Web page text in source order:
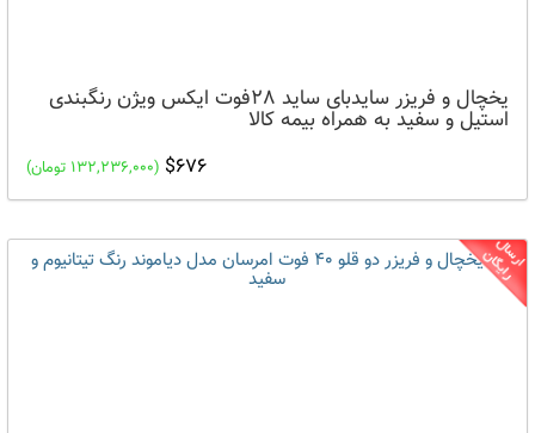
یخچال و فریزر سایدبای ساید 28فوت ایکس ویژن رنگبندی
استیل و سفید به همراه بیمه کالا
$676 (132,236,000 تومان)